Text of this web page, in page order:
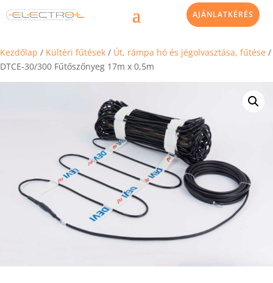
AJÁNLATKÉRÉS
Kezdőlap / Kültéri fűtések / Út, rámpa hó és jégolvasztása, fűtése /
DTCE-30/300 Fűtőszőnyeg 17m x 0,5m